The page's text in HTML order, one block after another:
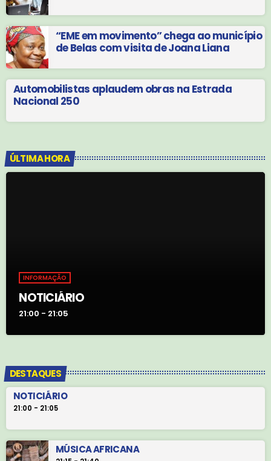
“EME em movimento” chega ao município
de Belas com visita de Joana Liana
Automobilistas aplaudem obras na Estrada
Nacional 250
ÚLTIMA HORA
INFORMAÇÃO
NOTICIÁRIO
21:00 - 21:05
DESTAQUES
NOTICIÁRIO
21:00 - 21:05
MÚSICA AFRICANA